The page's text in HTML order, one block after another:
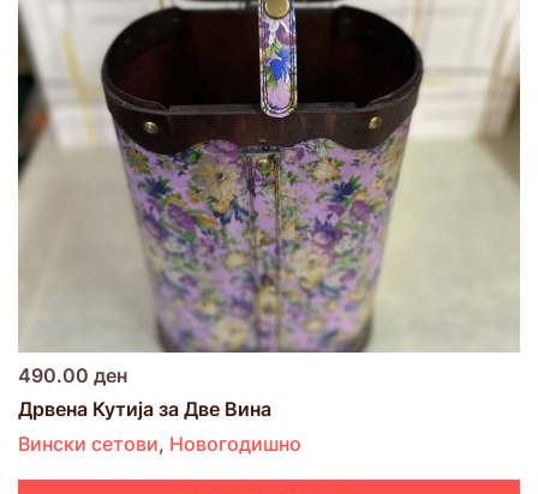
490.00 ден
Дрвена Кутија за Две Вина
Вински сетови, Новогодишно